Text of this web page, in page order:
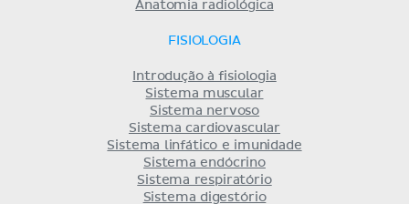
Anatomia radiológica
FISIOLOGIA
Introdução à fisiologia
Sistema muscular
Sistema nervoso
Sistema cardiovascular
Sistema linfático e imunidade
Sistema endócrino
Sistema respiratório
Sistema digestório